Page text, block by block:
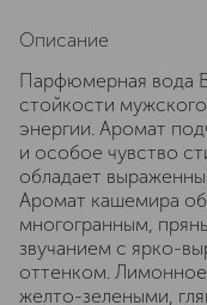
Описание
Парфюмерная вода
стойкости
энергии. Аромат
и особое чувство
обладает
Аромат кашемира
многогранным,
звучанием с ярко-
оттенком.
желто-зелеными,